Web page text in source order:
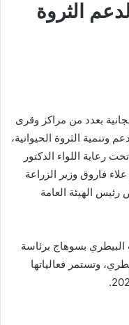
الثروة
بعدد من مراكز وقرى
الثروة الحيوانية،
رعاية اللواء الدكتور
فاروق وزير الزراعة
رئيس الهيئة العامة
بسوهاج برئاسة
وتستمر فعالياتها